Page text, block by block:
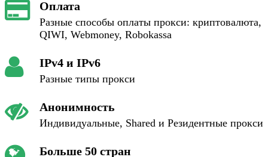
Оплата
Разные способы оплаты прокси: криптовалюта,
QIWI, Webmoney, Robokassa
IPv4 и IPv6
Разные типы прокси
Анонимность
Индивидуальные, Shared и Резидентные прокси
Больше 50 стран